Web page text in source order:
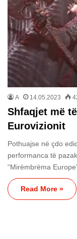
A 14.05.2023
Shfaqjet më
Eurovizionit
Pothuajse në çdo
performanca të
“Mirëmbrëma
Read More »